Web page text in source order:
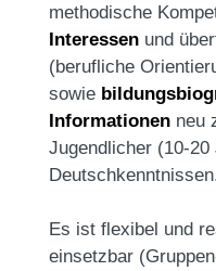
methodische
Interessen und
(berufliche
sowie
Informationen neu
Jugendlicher (10-
Es ist flexibel und
einsetzbar